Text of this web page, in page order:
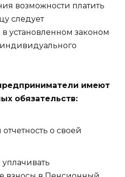
возможности платить
следует
в установленном законом
имеют
обязательств:
о своей